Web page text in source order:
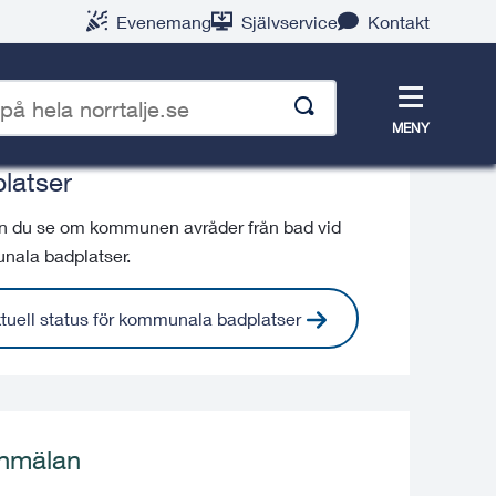
Evenemang Självservice Kontakt
Meny
MENY
status på kommunala
du se om kommunen avråder från bad vid
badplatser.
status för kommunala badplatser